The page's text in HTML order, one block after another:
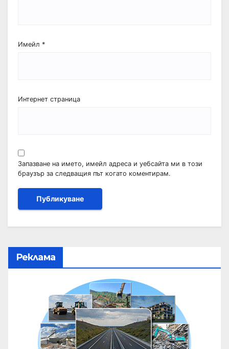
Имейл *
Интернет страница
Запазване на името, имейл адреса и уебсайта ми в този
браузър за следващия път когато коментирам.
Реклама